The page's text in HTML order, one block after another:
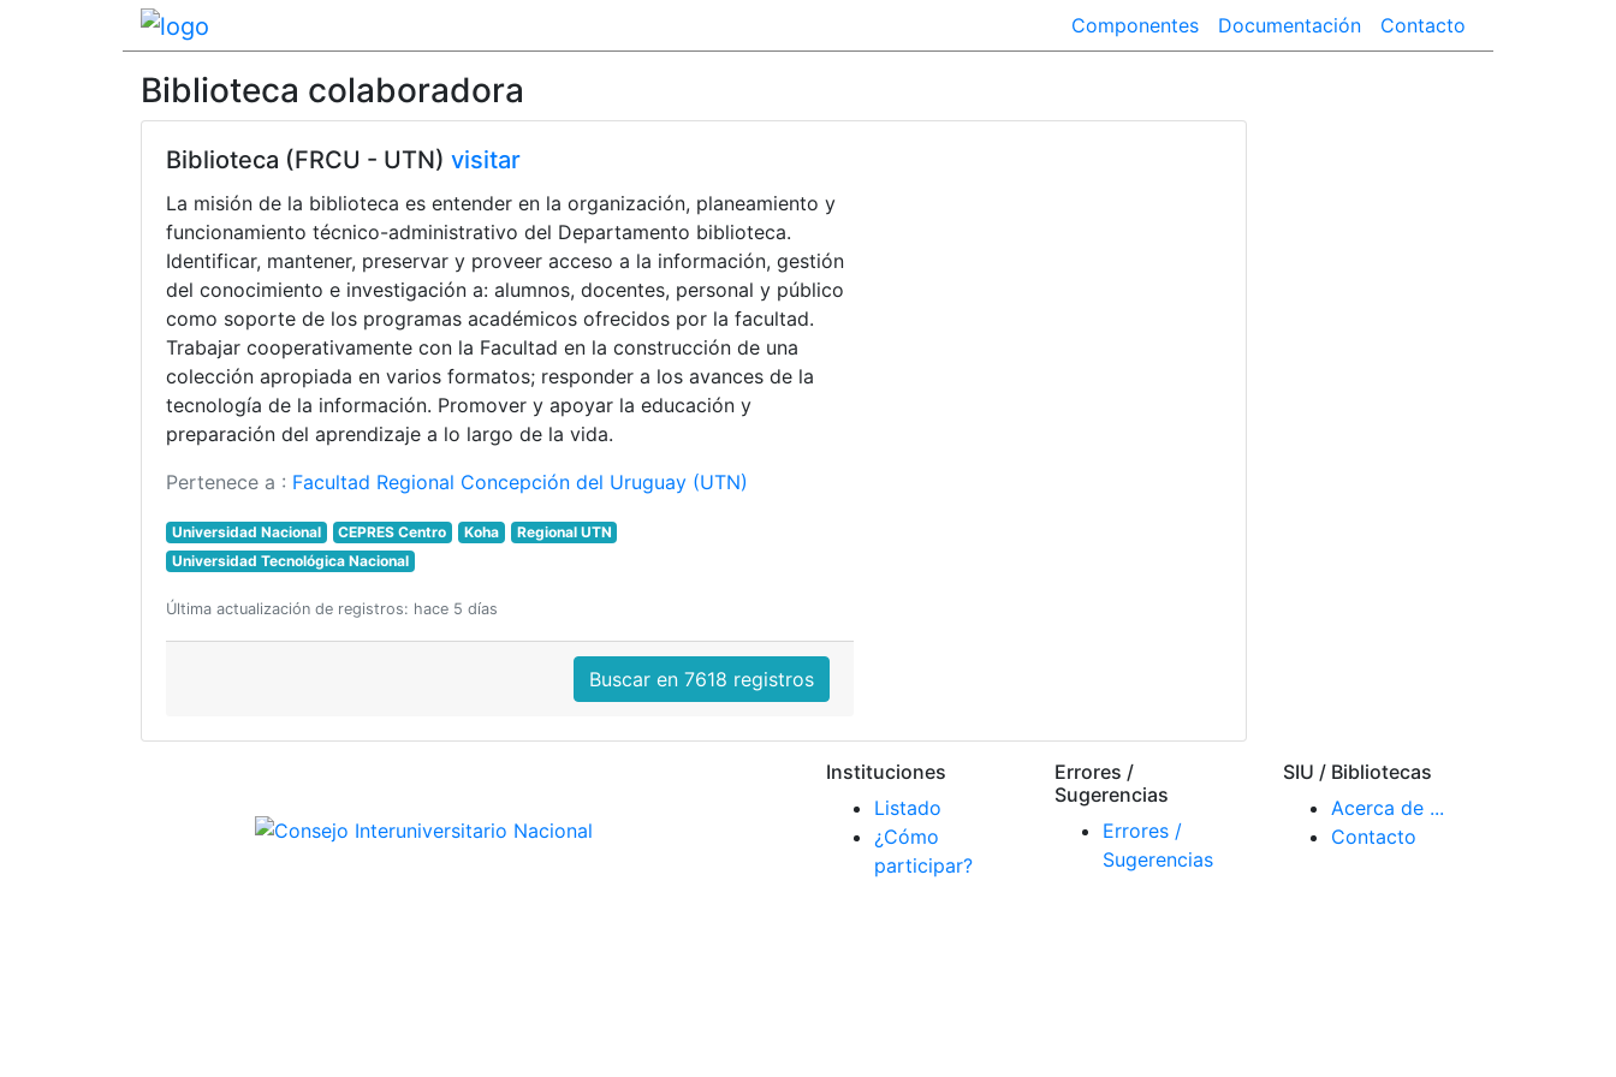
Componentes Documentación Contacto
Biblioteca colaboradora
Biblioteca (FRCU - UTN) visitar
La misión de la biblioteca es entender en la organización, planeamiento y
funcionamiento técnico-administrativo del Departamento biblioteca.
Identificar, mantener, preservar y proveer acceso a la información, gestión
del conocimiento e investigación a: alumnos, docentes, personal y público
como soporte de los programas académicos ofrecidos por la facultad.
Trabajar cooperativamente con la Facultad en la construcción de una
colección apropiada en varios formatos; responder a los avances de la
tecnología de la información. Promover y apoyar la educación y
preparación del aprendizaje a lo largo de la vida.
Pertenece a : Facultad Regional Concepción del Uruguay (UTN)
Universidad Nacional CEPRES Centro Koha
Regional UTN
Universidad Tecnológica Nacional
Última actualización de registros: hace 5 días
Buscar en 7618 registros
Instituciones
Listado
¿Cómo
participar?
Errores /
Sugerencias
Errores /
Sugerencias
SIU / Bibliotecas
Acerca de ...
Contacto